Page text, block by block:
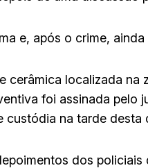
e, após o crime,
cerâmica localizada na
foi assinada pelo
custódia na tarde desta
dos policiais